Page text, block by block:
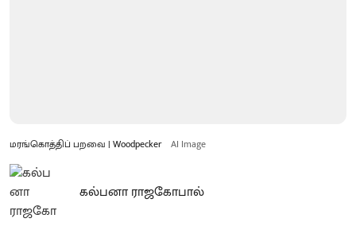
மரங்கொத்திப் பறவை | Woodpecker AI Image
கல்பனா ராஜகோபால்